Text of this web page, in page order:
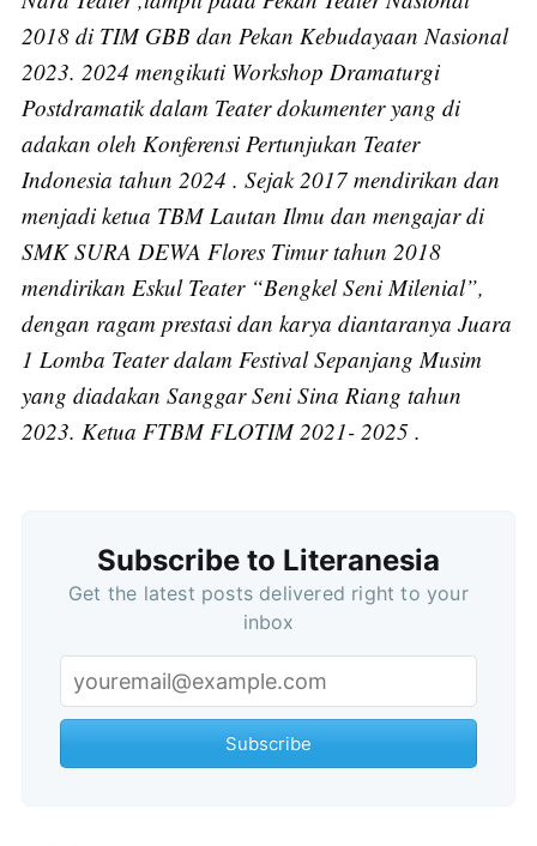
2018 di TIM GBB dan Pekan Kebudayaan Nasional
2023. 2024 mengikuti Workshop Dramaturgi
Postdramatik dalam Teater dokumenter yang di
adakan oleh Konferensi Pertunjukan Teater
Indonesia tahun 2024 . Sejak 2017 mendirikan dan
menjadi ketua TBM Lautan Ilmu dan mengajar di
SMK SURA DEWA Flores Timur tahun 2018
mendirikan Eskul Teater “Bengkel Seni Milenial”,
dengan ragam prestasi dan karya diantaranya Juara
1 Lomba Teater dalam Festival Sepanjang Musim
yang diadakan Sanggar Seni Sina Riang tahun
2023. Ketua FTBM FLOTIM 2021- 2025 .
Subscribe to Literanesia
Get the latest posts delivered right to your
inbox
Subscribe